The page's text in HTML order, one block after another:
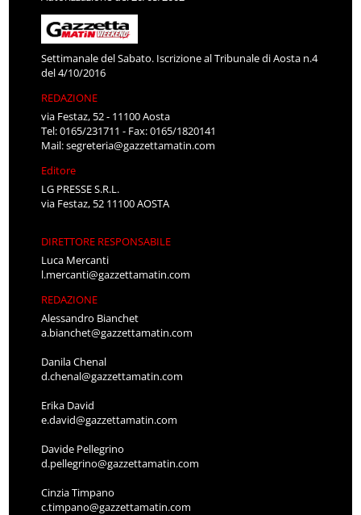
Settimanale del Sabato. Iscrizione al Tribunale di Aosta n.4
del 4/10/2016
REDAZIONE
via Festaz, 52 - 11100 Aosta
Tel: 0165/231711 - Fax: 0165/1820141
Mail:segreteria@gazzettamatin.com
Editore
LG PRESSE S.R.L.
via Festaz, 52 11100 AOSTA
DIRETTORE RESPONSABILE
Luca Mercanti
l.mercanti@gazzettamatin.com
REDAZIONE
Alessandro Bianchet
a.bianchet@gazzettamatin.com
Danila Chenal
d.chenal@gazzettamatin.com
Erika David
e.david@gazzettamatin.com
Davide Pellegrino
d.pellegrino@gazzettamatin.com
Cinzia Timpano
c.timpano@gazzettamatin.com